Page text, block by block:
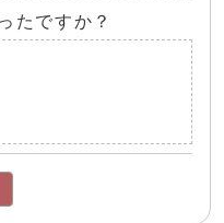
たですか？